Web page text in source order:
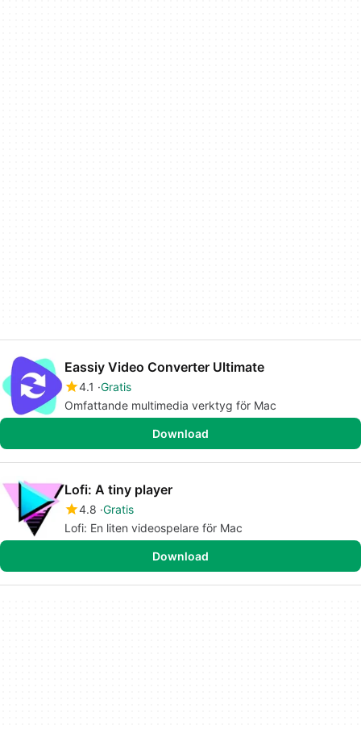
Eassiy Video Converter Ultimate
4.1 Gratis
Omfattande multimedia verktyg för Mac
Download
Lofi: A tiny player
4.8 Gratis
Lofi: En liten videospelare för Mac
Download